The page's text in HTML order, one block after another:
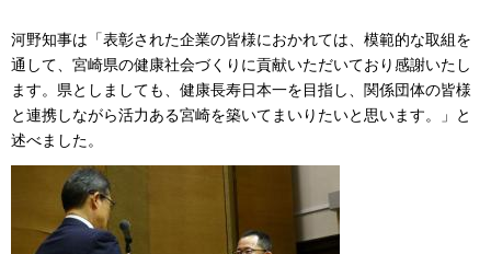
河野知事は「表彰された企業の皆様におかれては、模範的な取組を
通して、宮崎県の健康社会づくりに貢献いただいており感謝いたし
ます。県としましても、健康長寿日本一を目指し、関係団体の皆様
と連携しながら活力ある宮崎を築いてまいりたいと思います。」と
述べました。